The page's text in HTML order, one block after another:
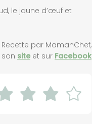
le jaune d’œuf et
Recette par MamanChef,
site et sur Facebook